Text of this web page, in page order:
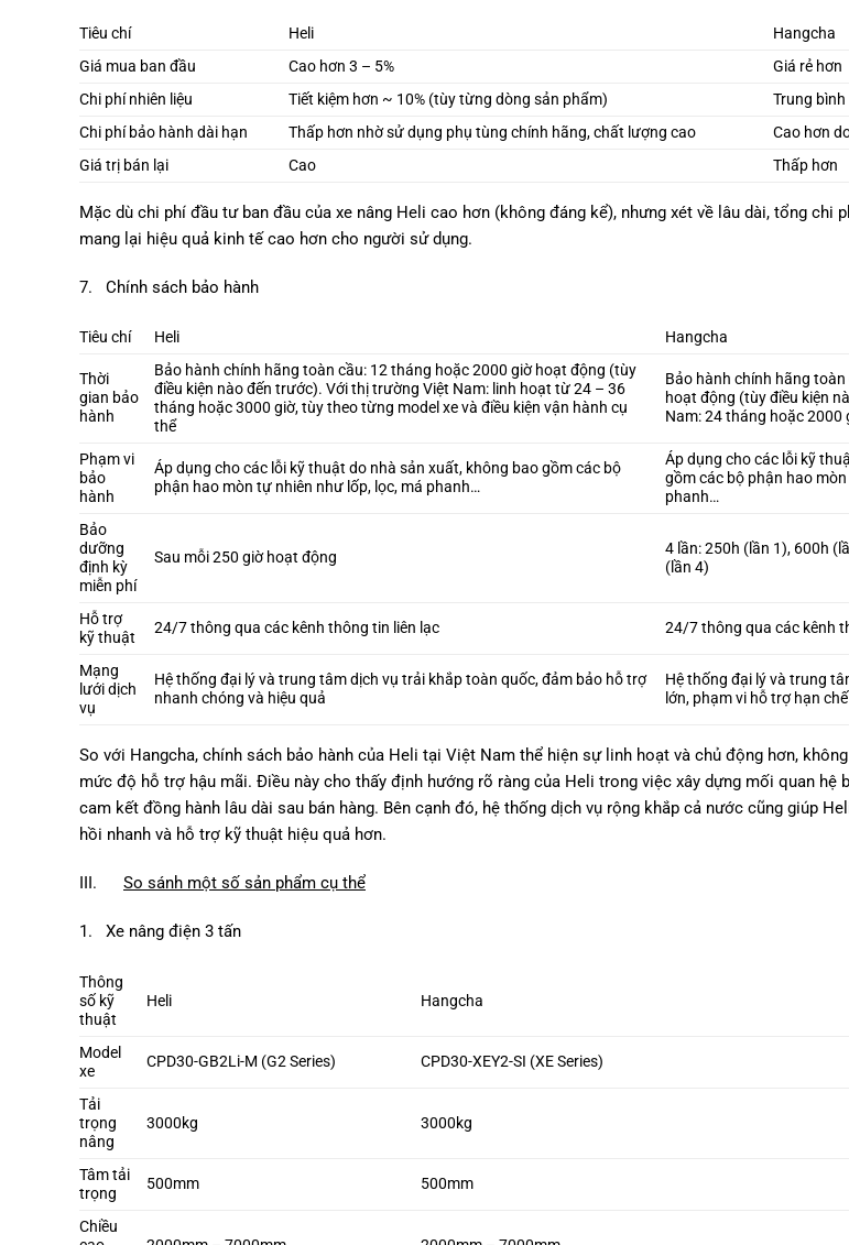
Tiêu chí Heli
Hangcha
Giá mua ban đầu
Cao hơn 3 – 5%
Giá rẻ hơn
Chi phí nhiên liệu
Tiết kiệm hơn ~ 10% (tùy từng dòng sản phẩm)
Trung bình
Chi phí bảo hành dài hạn
Thấp hơn nhờ sử dụng phụ tùng chính hãng, chất lượng cao
Cao hơn
Giá trị bán lại
Cao Thấp hơn
Mặc dù chi phí đầu tư ban đầu của xe nâng Heli cao hơn (không đáng kể), nhưng xét về lâu dài, tổng chi
mang lại hiệu quả kinh tế cao hơn cho người sử dụng.
7. Chính sách bảo hành
Tiêu chí Heli Hangcha
Thời
gian bảo
hành
Bảo hành chính hãng toàn cầu: 12 tháng hoặc 2000 giờ hoạt động (tùy
điều kiện nào đến trước). Với thị trường Việt Nam: linh hoạt từ 24 – 36
tháng hoặc 3000 giờ, tùy theo từng model xe và điều kiện vận hành cụ
thể
Bảo hành chính hãng
hoạt động (tùy điều kiện
Nam: 24 tháng hoặc 2000
Phạm vi
bảo
hành
Áp dụng cho các lỗi kỹ thuật do nhà sản xuất, không bao gồm các bộ
phận hao mòn tự nhiên như lốp, lọc, má phanh…
Áp dụng cho các lỗi kỹ
gồm các bộ phận hao
phanh…
Bảo
dưỡng
định kỳ
miễn phí
Sau mỗi 250 giờ hoạt động
4 lần: 250h (lần 1), 600h
(lần 4)
Hỗ trợ
kỹ thuật
24/7 thông qua các kênh thông tin liên lạc 24/7 thông qua các kênh
Mạng
lưới dịch
vụ
Hệ thống đại lý và trung tâm dịch vụ trải khắp toàn quốc, đảm bảo hỗ trợ
nhanh chóng và hiệu quả
Hệ thống đại lý và trung
lớn, phạm vi hỗ trợ hạn chế
So với Hangcha, chính sách bảo hành của Heli tại Việt Nam thể hiện sự linh hoạt và chủ động hơn,
mức độ hỗ trợ hậu mãi. Điều này cho thấy định hướng rõ ràng của Heli trong việc xây dựng mối quan hệ
cam kết đồng hành lâu dài sau bán hàng. Bên cạnh đó, hệ thống dịch vụ rộng khắp cả nước cũng giúp
hồi nhanh và hỗ trợ kỹ thuật hiệu quả hơn.
III. So sánh một số sản phẩm cụ thể
1. Xe nâng điện 3 tấn
Thông
số kỹ
thuật
Heli Hangcha
Model
xe
CPD30-GB2Li-M (G2 Series) CPD30-XEY2-SI (XE Series)
Tải
trọng
nâng
3000kg 3000kg
Tâm tải
trọng
500mm 500mm
Chiều